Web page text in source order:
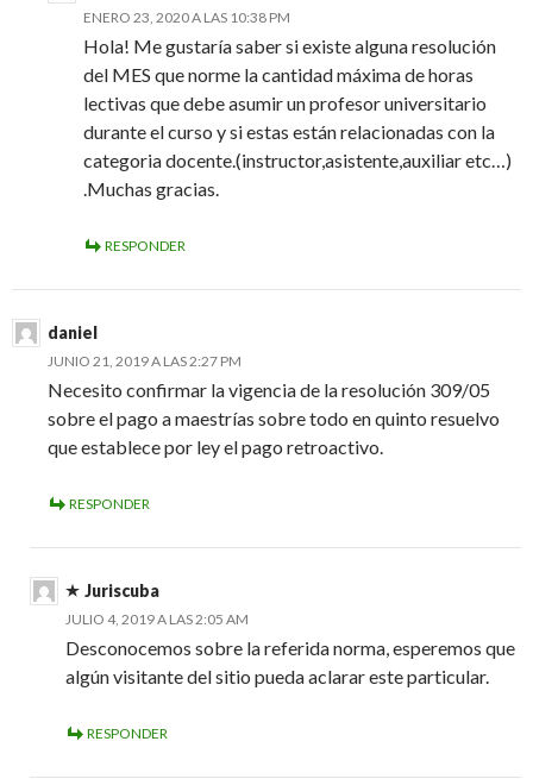
ENERO 23, 2020 A LAS 10:38 PM
Hola! Me gustaría saber si existe alguna resolución
del MES que norme la cantidad máxima de horas
lectivas que debe asumir un profesor universitario
durante el curso y si estas están relacionadas con la
categoria docente.(instructor,asistente,auxiliar etc…)
.Muchas gracias.
RESPONDER
daniel
JUNIO 21, 2019 A LAS 2:27 PM
Necesito confirmar la vigencia de la resolución 309/05
sobre el pago a maestrías sobre todo en quinto resuelvo
que establece por ley el pago retroactivo.
RESPONDER
Juriscuba
JULIO 4, 2019 A LAS 2:05 AM
Desconocemos sobre la referida norma, esperemos que
algún visitante del sitio pueda aclarar este particular.
RESPONDER